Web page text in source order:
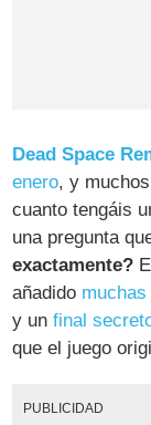
Dead Space
enero, y
cuanto tengáis
una pregunta
exactamente?
añadido muchas
y unfinal
que el juego
PUBLICIDAD